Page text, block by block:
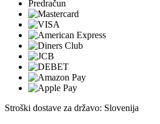
Predračun
Stroški dostave za državo: Slovenija